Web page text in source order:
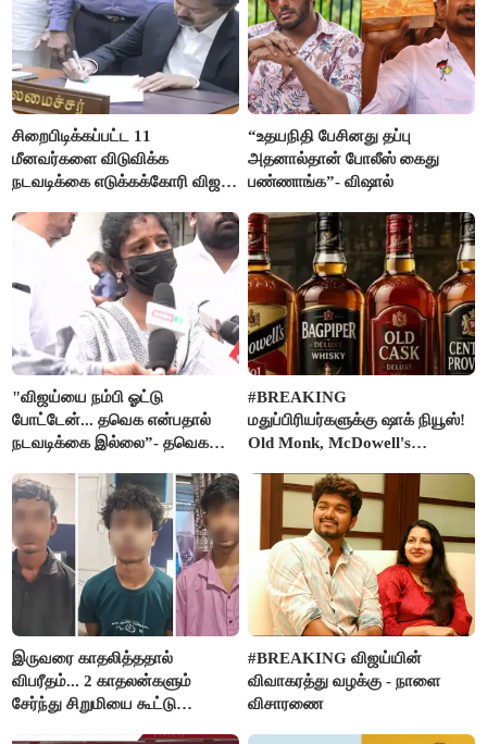
சிறைபிடிக்கப்பட்ட 11
மீனவர்களை விடுவிக்க
நடவடிக்கை எடுக்கக்கோரி விஜய்
“உதயநிதி பேசினது தப்பு
அதனால்தான் போலீஸ் கைது
பண்ணாங்க”- விஷால்
"விஜய்யை நம்பி ஓட்டு
போட்டேன்... தவெக என்பதால்
நடவடிக்கை இல்லை”- தவெக
கதறல்
#BREAKING
மதுப்பிரியர்களுக்கு ஷாக் நியூஸ்!
Old Monk, McDowell's
FSSAI தடை
இருவரை காதலித்ததால்
விபரீதம்... 2 காதலன்களும்
சேர்ந்து சிறுமியை கூட்டு
#BREAKING விஜய்யின்
விவாகரத்து வழக்கு - நாளை
விசாரணை